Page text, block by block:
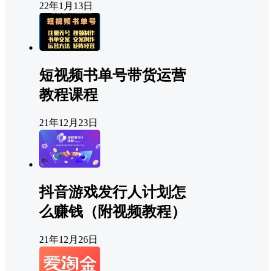
22年1月13日
短视频书单号带货运营
教程课程
21年12月23日
抖音游戏发行人计划怎
么赚钱（附视频教程）
21年12月26日